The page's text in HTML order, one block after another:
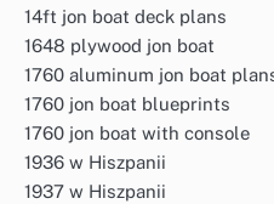
14ft jon boat deck plans
1648 plywood jon boat
1760 aluminum jon boat
1760 jon boat blueprints
1760 jon boat with console
1936 w Hiszpanii
1937 w Hiszpanii